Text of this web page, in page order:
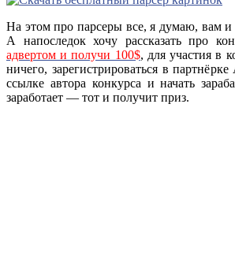
На этом про парсеры все, я думаю, вам и
А напоследок хочу рассказать про
адвертом и получи 100$, для участия в
ничего, зарегистрироваться в
ссылке автора конкурса и начать
заработает — тот и получит приз.